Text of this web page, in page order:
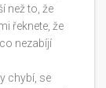
než to, že
řeknete, že
nezabíjí
chybí, se